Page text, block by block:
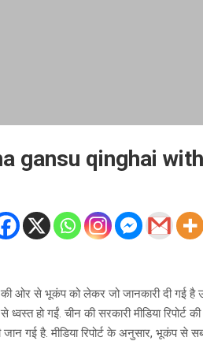
gansu qinghai
की ओर से भूकंप को लेकर जो जानकारी दी गई
हो गईं. चीन की सरकारी मीडिया रिपोर्ट
गई है. मीडिया रिपोर्ट के अनुसार, भूकंप से